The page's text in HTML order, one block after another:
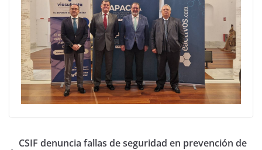
CSIF denuncia fallas de seguridad en prevención de